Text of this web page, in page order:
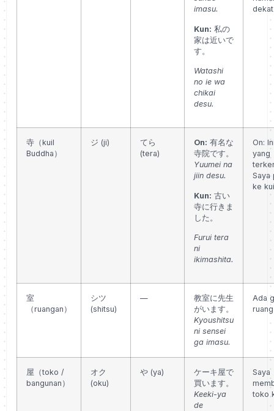
imasu.
Kun: 私の
家は近いで
す。
Watashi
no ie wa
chikai
desu.
寺（kuil
Buddha）
ジ (ji)
てら
(tera)
On: 有名な
寺院です。
Yuumei na
jiin desu.
Kun: 古い
寺に行きま
した。
Furui tera
ni
ikimashita.
On:
yang
Saya
ke
室
（ruangan）
シツ
(shitsu)
—
教室に先生
がいます。
Kyoushitsu
ni sensei
ga imasu.
Ada
屋（toko /
bangunan）
オク
(oku)
や (ya)
ケーキ屋で
買います。
Keeki-ya
de
Saya
toko